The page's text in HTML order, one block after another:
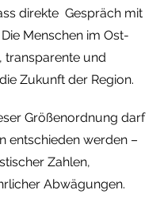
direkte Gespräch mit
Menschen im Ost-
transparente und
Zukunft der Region.
Größenordnung darf
entschieden werden –
Zahlen,
Abwägungen.